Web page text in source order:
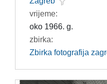
vrijeme:
oko 1966. g.
zbirka:
Zbirka fotografija